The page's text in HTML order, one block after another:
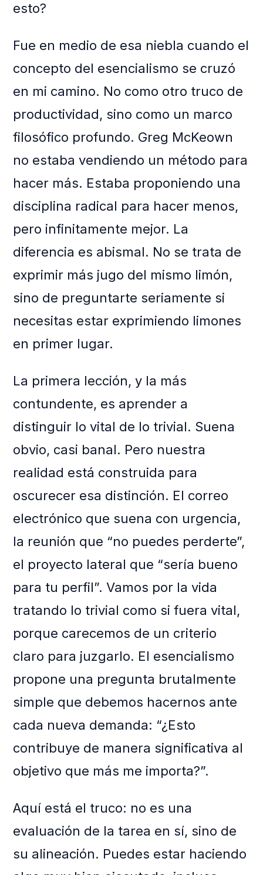
esto?
Fue en medio de esa niebla cuando el
concepto del esencialismo se cruzó
en mi camino. No como otro truco de
productividad, sino como un marco
filosófico profundo. Greg McKeown
no estaba vendiendo un método para
hacer más. Estaba proponiendo una
disciplina radical para hacer menos,
pero infinitamente mejor. La
diferencia es abismal. No se trata de
exprimir más jugo del mismo limón,
sino de preguntarte seriamente si
necesitas estar exprimiendo limones
en primer lugar.
La primera lección, y la más
contundente, es aprender a
distinguir lo vital de lo trivial. Suena
obvio, casi banal. Pero nuestra
realidad está construida para
oscurecer esa distinción. El correo
electrónico que suena con urgencia,
la reunión que “no puedes perderte”,
el proyecto lateral que “sería bueno
para tu perfil”. Vamos por la vida
tratando lo trivial como si fuera vital,
porque carecemos de un criterio
claro para juzgarlo. El esencialismo
propone una pregunta brutalmente
simple que debemos hacernos ante
cada nueva demanda: “¿Esto
contribuye de manera significativa al
objetivo que más me importa?”.
Aquí está el truco: no es una
evaluación de la tarea en sí, sino de
su alineación. Puedes estar haciendo